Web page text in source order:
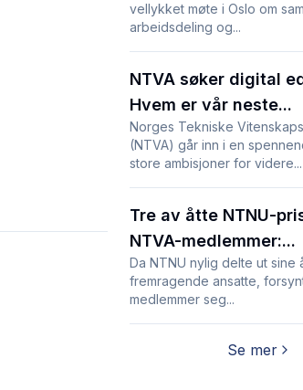
vellykket møte i Oslo om
arbeidsdeling og...
NTVA søker digital
Hvem er vår neste...
Norges Tekniske
(NTVA) går inn i en
store ambisjoner for videre...
Tre av åtte NTNU-
NTVA-medlemmer:...
Da NTNU nylig delte ut sine
fremragende ansatte,
medlemmer seg...
Se mer